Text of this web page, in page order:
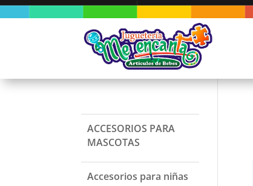
ACCESORIOS PARA
MASCOTAS
Accesorios para niñas